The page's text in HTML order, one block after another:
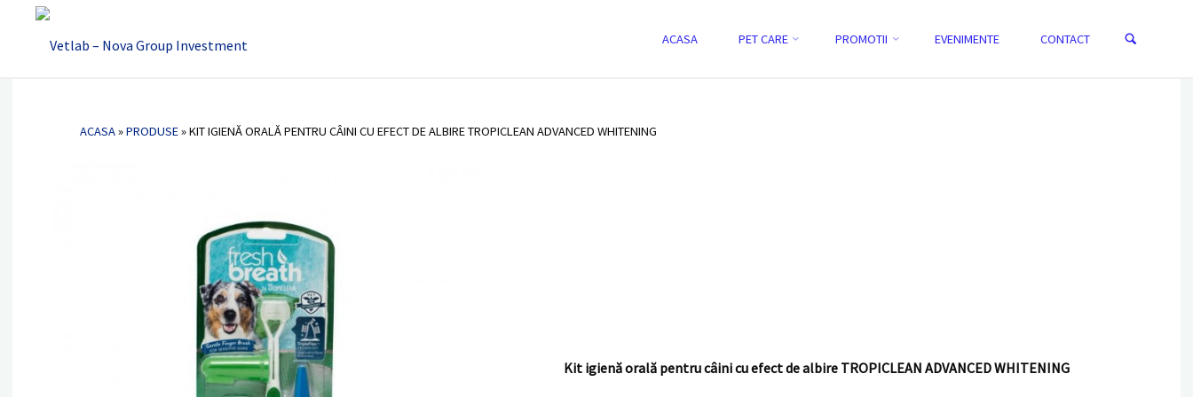
Investment
ACASA PET CARE PROMOTII EVENIMENTE CONTACT
ACASA»PRODUSE»KIT IGIENĂ ORALĂ PENTRU CÂINI CU EFECT DE ALBIRE TROPICLEAN ADVANCED WHITENING
Kit igienă orală pentru câini cu efect de albire TROPICLEAN ADVANCED WHITENING